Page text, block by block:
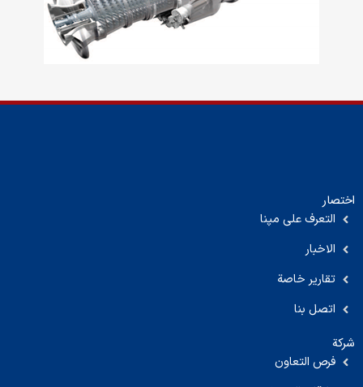
اختصار
التعرف على مپنا
الاخبار
تقارير خاصة
اتصل بنا
شركة
فرص التعاون